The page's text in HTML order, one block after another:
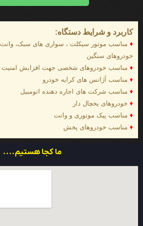
کاربرد و شرایط دستگاه:
♦ مناسب موتور سیکلت ، سواری های سبک،
خودروهای سنگین
♦ مناسب خودروهای شخصی جهت افزایش امنیت
♦ مناسب آژانس های کرایه خودرو
♦ مناسب شرکت های اجاره دهنده اتومبیل
♦ خودروهای یخچال دار
♦ مناسب پیک موتوری و وانت
♦ مناسب خودروهای پخش
ما کجا هستیم....